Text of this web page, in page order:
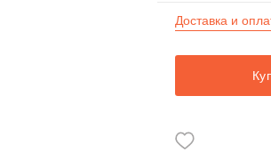
Доставка и